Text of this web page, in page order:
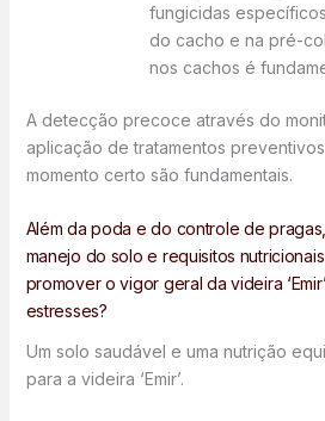
fungicidas
do cacho e na pré-
nos cachos é
A detecção precoce através do
aplicação de tratamentos
momento certo são fundamentais.
Além da poda e do controle de
manejo do solo e requisitos
promover o vigor geral da videira
estresses?
Um solo saudável e uma nutrição
para a videira ‘Emir’.